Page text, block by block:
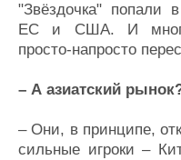
"Звёздочка" попали
ЕС и США. И
просто-напросто
– А азиатский
– Они, в принципе,
сильные игроки –